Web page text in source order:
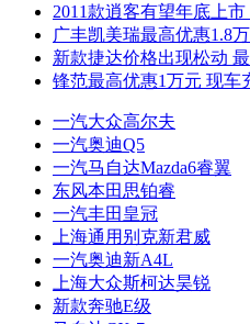
2011款逍客有望年底上
广丰凯美瑞最高优惠1.8
新款捷达价格出现松动
锋范最高优惠1万元 现车
一汽大众高尔夫
一汽奥迪Q5
一汽马自达Mazda6睿翼
东风本田思铂睿
一汽丰田皇冠
上海通用别克新君威
一汽奥迪新A4L
上海大众斯柯达昊锐
新款奔驰E级